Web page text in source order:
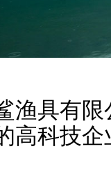
渔具有
高科技企